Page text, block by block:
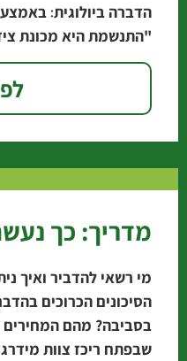
הדברה ביולוגית׃
"התנשמת היא מכונת
אחד 10 חולדות". אגרונום עיריית
מדריך: כך
מי רשאי להדביר ואיך
הסיכונים הכרוכים
בסביבה? מהם המחירים
שבפתח ריכז צוות